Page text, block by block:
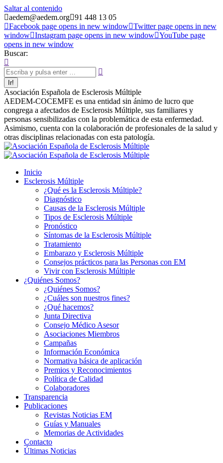
Saltar al contenido
aedem@aedem.org 91 448 13 05
Facebook page opens in new window Twitter page opens in new
window Instagram page opens in new window YouTube page
opens in new window
Buscar:
Asociación Española de Esclerosis Múltiple
AEDEM-COCEMFE es una entidad sin ánimo de lucro que
congrega a afectados de Esclerosis Múltiple, sus familiares y
personas sensibilizadas con la problemática de esta enfermedad.
Asimismo, cuenta con la colaboración de profesionales de la salud y
otras disciplinas relacionadas con esta patología.
Inicio
Esclerosis Múltiple
¿Qué es la Esclerosis Múltiple?
Diagnóstico
Causas de la Esclerosis Múltiple
Tipos de Esclerosis Múltiple
Pronóstico
Síntomas de la Esclerosis Múltiple
Tratamiento
Embarazo y Esclerosis Múltiple
Consejos prácticos para las Personas con EM
Vivir con Esclerosis Múltiple
¿Quiénes Somos?
¿Quiénes Somos?
¿Cuáles son nuestros fines?
¿Qué hacemos?
Junta Directiva
Consejo Médico Asesor
Asociaciones Miembros
Campañas
Información Económica
Normativa básica de aplicación
Premios y Reconocimientos
Política de Calidad
Colaboradores
Transparencia
Publicaciones
Revistas Noticias EM
Guías y Manuales
Memorias de Actividades
Contacto
Últimas Noticias